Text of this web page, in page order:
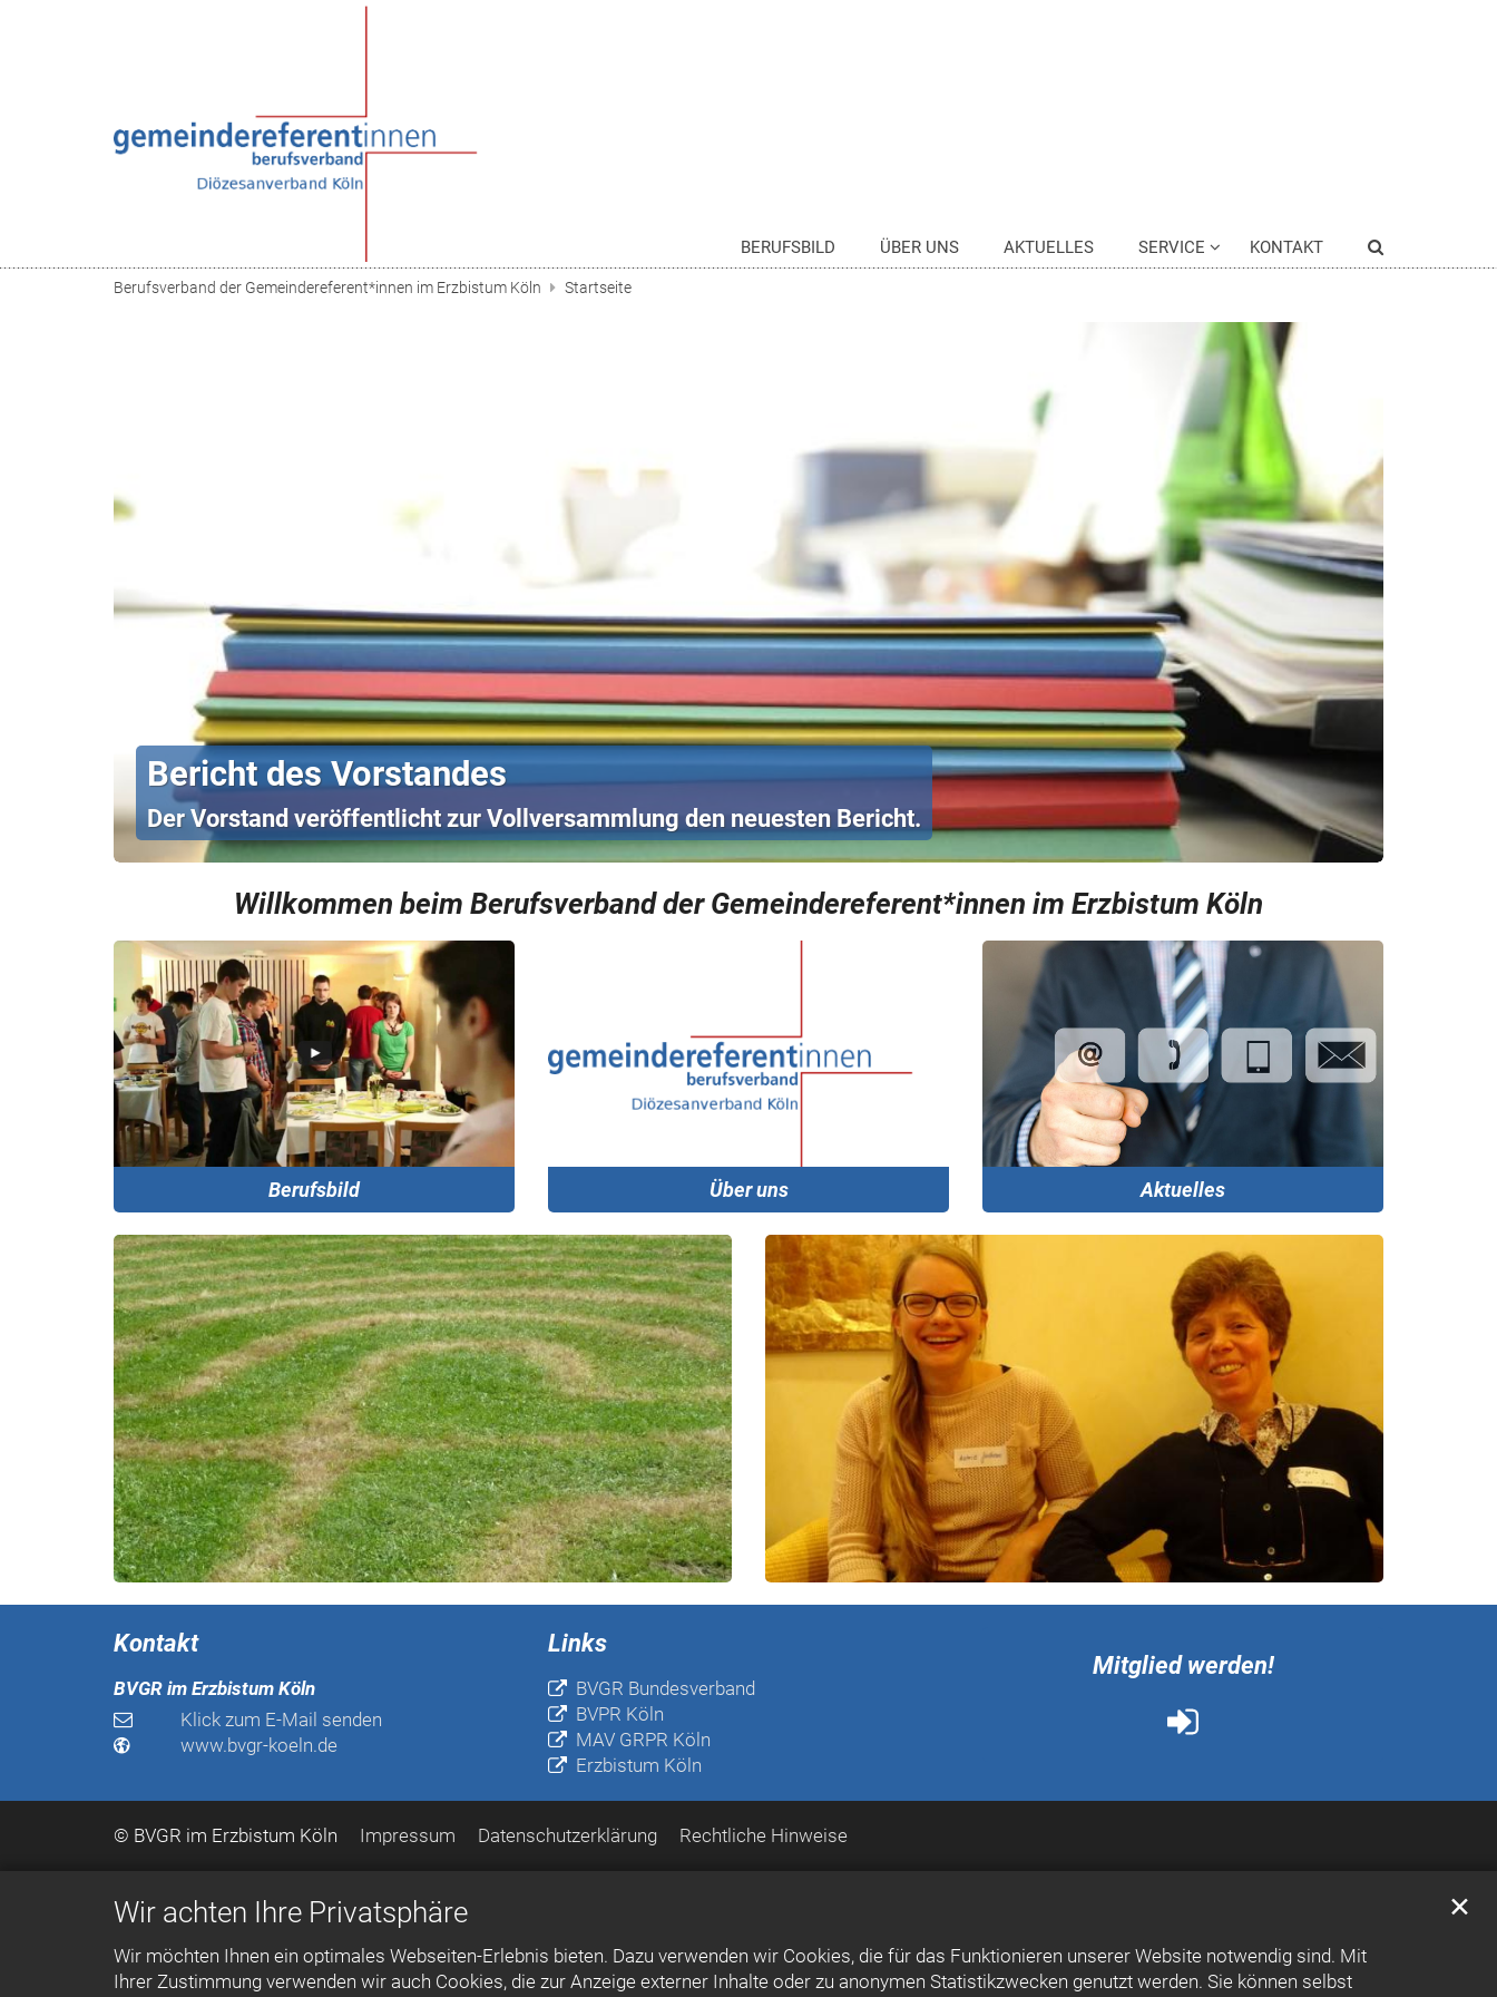
Wir achten Ihre Privatsphäre
Wir möchten Ihnen ein optimales Webseiten-Erlebnis bieten. Dazu verwenden wir Cookies, die für das Funktionieren unserer Website notwendig sind. Mit
Ihrer Zustimmung verwenden wir auch Cookies, die zur Anzeige externer Inhalte oder zu anonymen Statistikzwecken genutzt werden. Sie können selbst
✕
BERUFSBILD ÜBER UNS AKTUELLES SERVICE KONTAKT
Berufsverband der Gemeindereferent*innen im Erzbistum Köln Startseite
Bericht des Vorstandes
Der Vorstand veröffentlicht zur Vollversammlung den neuesten Bericht.
Willkommen beim Berufsverband der Gemeindereferent*innen im Erzbistum Köln
Berufsbild Über uns Aktuelles
Kontakt
BVGR im Erzbistum Köln
Klick zum E-Mail senden
www.bvgr-koeln.de
Links
BVGR Bundesverband
BVPR Köln
MAV GRPR Köln
Erzbistum Köln
Mitglied werden!
© BVGR im Erzbistum Köln Impressum Datenschutzerklärung Rechtliche Hinweise